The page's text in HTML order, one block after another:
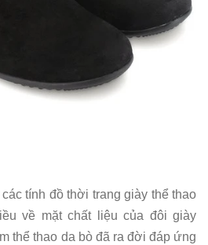
tính đồ thời trang giày thể thao
về mặt chất liệu của đôi giày
thể thao da bò đã ra đời đáp ứng